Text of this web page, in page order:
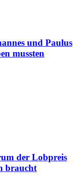
und Paulus
mussten
der Lobpreis
braucht